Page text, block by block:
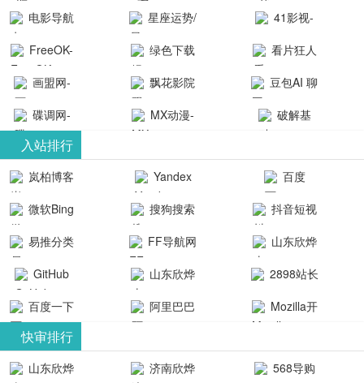
航-办公运营
院-哪吒影院
提供最新、
最全的高清
电影、电视
剧、动漫和
综艺节目免
费观看。平
台内容丰
富，更新快
速，支持在
线观看，满
足各类影迷
需求，提供
无广告、高
清流畅的观
影体验。
画-官网
动漫综合
电影导航
- 免费看电影
就来这！ | 快
导航网-免费
看电影就来
这！收录大
量免费看电
影网站！
星座运势/
最星座/美国
神婆星座网
41影视-
聚合最近好
看的电视剧
最新电影网
站-41影视为
成全短剧电
视剧、电视
剧大全、好
看的电视
剧、最新的
电影在线观
看，神马影
最新好看的
FreeOK-
FreeOK影视
官网-最新影
视资源|追剧
也很卷
绿色下载
吧
看片狂人
- 高清视频资
源免费在线
观看
画盟网-
画师联盟官
网
_huashilm.com_
动漫综合
飘花影院
网
豆包AI 聊
天智能对话
网页版入口
碟调网-
碟调网为您
提供最新电
视剧和2025
年最新电影
的在线观
看，快来碟
调电影网在
线观看最新
热门影视作
MX动漫-
漫免费在线
观看
破解基
整合当前互
联网最新最
全最优质的
软件免费下
载、资源免
费共享、技
术教程学习
台！整合破
入站排行
岚柏博客
Yandex
搜索
百度
微软Bing
搜狗搜索
引擎
抖音短视
频
易推分类
目录网
FF导航网
山东欣烨
化工有限公
GitHub
山东欣烨
生物科技有
2898站长
资源平台
百度一下
阿里巴巴
Mozilla开
快审排行
山东欣烨
济南欣烨
568导购